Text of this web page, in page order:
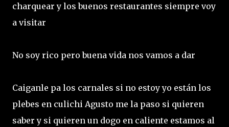
charquear y los buenos restaurantes siempre voy
a visitar
No soy rico pero buena vida nos vamos a dar
Caiganle pa los carnales si no estoy yo están los
plebes en culichi Agusto me la paso si quieren
saber y si quieren un dogo en caliente estamos al